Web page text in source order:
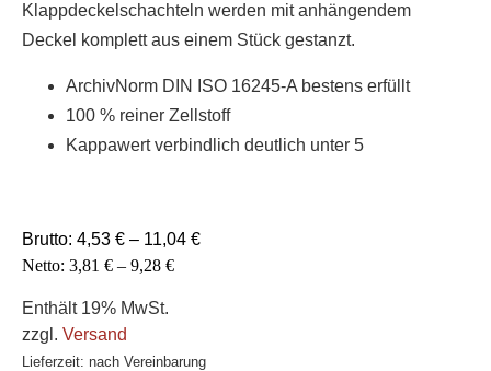
Klappdeckelschachteln werden mit anhängendem
Deckel komplett aus einem Stück gestanzt.
ArchivNorm DIN ISO 16245-A bestens erfüllt
100 % reiner Zellstoff
Kappawert verbindlich deutlich unter 5
Brutto: 4,53 € – 11,04 €
Netto: 3,81 € – 9,28 €
Enthält 19% MwSt.
zzgl. Versand
Lieferzeit: nach Vereinbarung